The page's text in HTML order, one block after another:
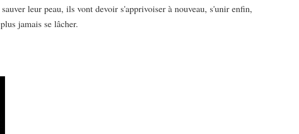
leur peau, ils vont devoir s'apprivoiser à nouveau, s'unir enfin,
jamais se lâcher.